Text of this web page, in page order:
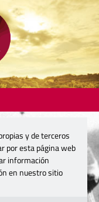
y de terceros
por esta página web
información
en nuestro sitio